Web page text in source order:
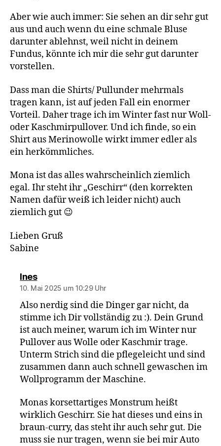
Aber wie auch immer: Sie sehen an dir sehr gut
aus und auch wenn du eine schmale Bluse
darunter ablehnst, weil nicht in deinem
Fundus, könnte ich mir die sehr gut darunter
vorstellen.
Dass man die Shirts/ Pullunder mehrmals
tragen kann, ist auf jeden Fall ein enormer
Vorteil. Daher trage ich im Winter fast nur Woll-
oder Kaschmirpullover. Und ich finde, so ein
Shirt aus Merinowolle wirkt immer edler als
ein herkömmliches.
Mona ist das alles wahrscheinlich ziemlich
egal. Ihr steht ihr „Geschirr“ (den korrekten
Namen dafür weiß ich leider nicht) auch
ziemlich gut 😉
Lieben Gruß
Sabine
Inessagt:
10. Mai 2025 um 10:29 Uhr
Also nerdig sind die Dinger gar nicht, da
stimme ich Dir vollständig zu :). Dein Grund
ist auch meiner, warum ich im Winter nur
Pullover aus Wolle oder Kaschmir trage.
Unterm Strich sind die pflegeleicht und sind
zusammen dann auch schnell gewaschen im
Wollprogramm der Maschine.
Monas korsettartiges Monstrum heißt
wirklich Geschirr. Sie hat dieses und eins in
braun-curry, das steht ihr auch sehr gut. Die
muss sie nur tragen, wenn sie bei mir Auto